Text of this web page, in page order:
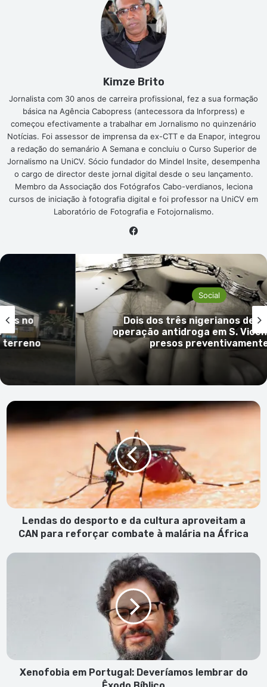
Kimze Brito
Jornalista com 30 anos de carreira profissional, fez a sua formação
básica na Agência Cabopress (antecessora da Inforpress) e
começou efectivamente a trabalhar em Jornalismo no quinzenário
Notícias. Foi assessor de imprensa da ex-CTT e da Enapor, integrou
a redação do semanário A Semana e concluiu o Curso Superior de
Jornalismo na UniCV. Sócio fundador do Mindel Insite, desempenha
o cargo de director deste jornal digital desde o seu lançamento.
Membro da Associação dos Fotógrafos Cabo-verdianos, leciona
cursos de iniciação à fotografia digital e foi professor na UniCV em
Laboratório de Fotografia e Fotojornalismo.
no
Social
Dois dos três nigerianos detidos
operação antidroga em S. Vicente
presos preventivamente
Lendas
desporto
a
CAN
reforçar
à
Lendas do desporto e da cultura aproveitam a
CAN para reforçar combate à malária na África
Xenofobia
Xenofobia em Portugal: Deveríamos lembrar do